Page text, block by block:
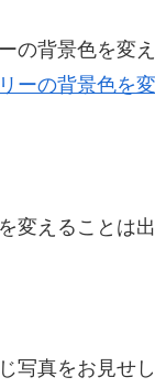
の背景色を変
ーの背景色を
変えることは
写真をお見せし